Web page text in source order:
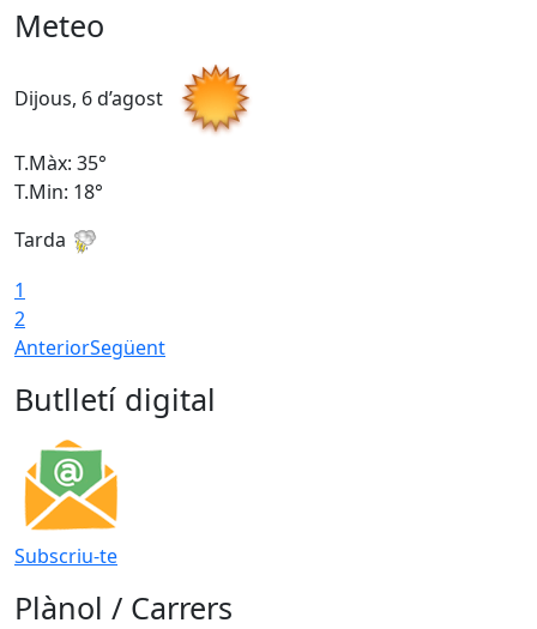
Meteo
Dijous, 6 d’agost
T.Màx: 35°
T.Min: 18°
Tarda
1
2
AnteriorSegüent
Butlletí digital
Subscriu-te
Plànol / Carrers